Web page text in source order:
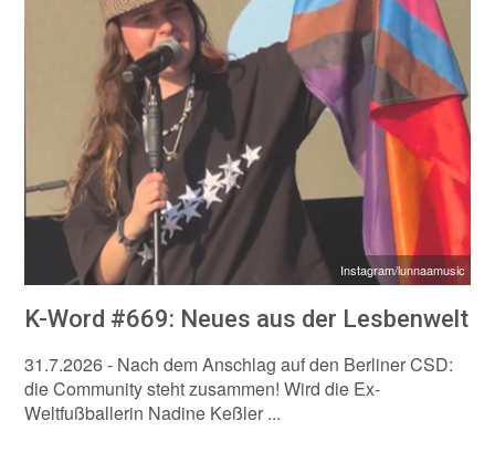
Instagram/lunnaamusic
K-Word #669: Neues aus der Lesbenwelt
31.7.2026- Nach dem Anschlag auf den Berliner CSD:
die Community steht zusammen! Wird die Ex-
Weltfußballerin Nadine Keßler ...